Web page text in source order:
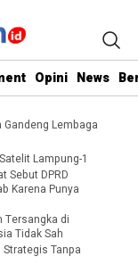
Opini News
Lembaga
Lampung-1
Sebut DPRD
Karena Punya
Tersangka di
Tidak Sah
Tanpa